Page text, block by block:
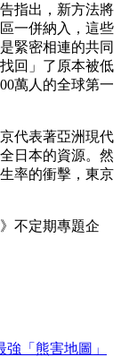
指出，新方法將
一併納入，這些
緊密相連的共同
回」了原本被低
萬人的全球第一
代表著亞洲現代
日本的資源。然
率的衝擊，東京
不定期專題企
「熊害地圖」